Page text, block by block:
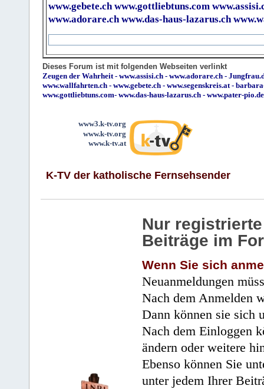
www.gebete.ch www.gottliebtuns.com
www.adorare.ch www.das-haus-lazarus.ch
Dieses Forum ist mit folgenden Webseiten verlinkt
Zeugen der Wahrheit- www.assisi.ch - www.adorare.ch -
www.wallfahrten.ch - www.gebete.ch - www.segenskreis.at-
www.gottliebtuns.com- www.das-haus-lazarus.ch - www.pater-pio.de
www3.k-tv.org
www.k-tv.org
www.k-tv.at
K-TV der katholische Fernsehsender
Nur
Beiträge im
Wenn Sie sich
Neuanmeldungen
Nach dem Anmelden
Dann können sie sich
Nach dem Einloggen
ändern oder weitere
Ebenso können Sie
unter jedem Ihrer